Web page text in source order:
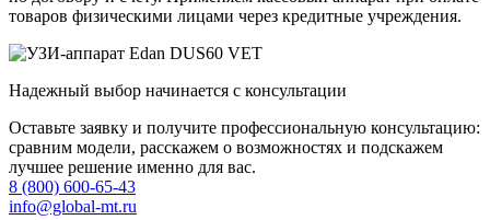
товаров физическими лицами через кредитные учреждения.
Надежный выбор начинается с консультации
Оставьте заявку и получите профессиональную консультацию:
сравним модели, расскажем о возможностях и подскажем
лучшее решение именно для вас.
8 (800) 600-65-43
info@global-mt.ru